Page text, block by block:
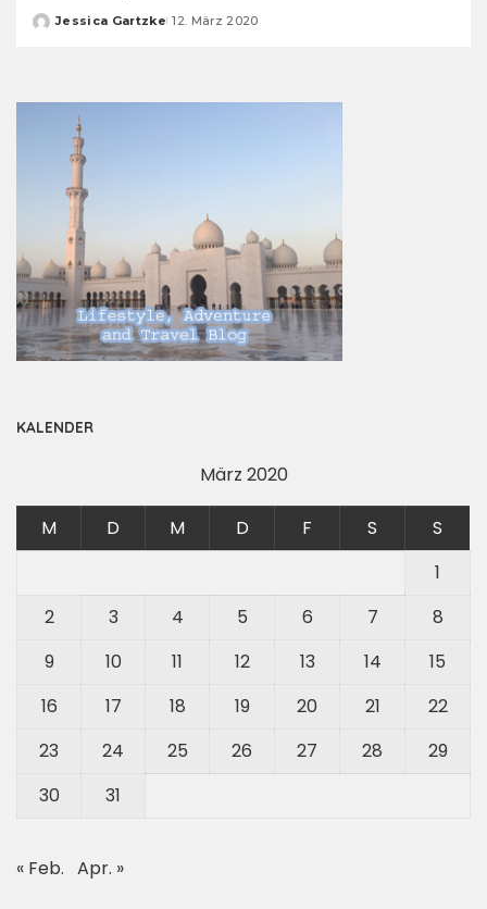
Posted
Jessica Gartzke 12. März 2020
KALENDER
März 2020
M D M D F S
S
1
2
3 4 5 6 7
8
9
10 11 12 13 14
15
16
17 18 19 20 21
22
23
24 25 26 27 28
29
30
31
« Feb. Apr. »